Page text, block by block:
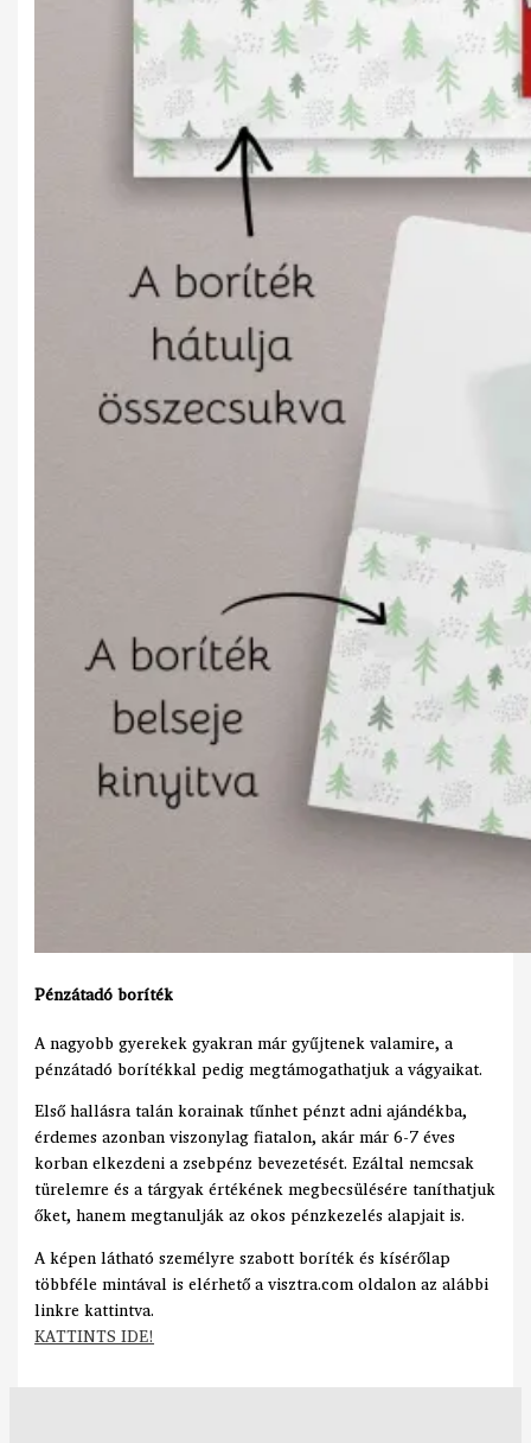
Pénzátadó boríték
A nagyobb gyerekek gyakran már gyűjtenek valamire, a
pénzátadó borítékkal pedig megtámogathatjuk a vágyaikat.
Első hallásra talán korainak tűnhet pénzt adni ajándékba,
érdemes azonban viszonylag fiatalon, akár már 6-7 éves
korban elkezdeni a zsebpénz bevezetését. Ezáltal nemcsak
türelemre és a tárgyak értékének megbecsülésére taníthatjuk
őket, hanem megtanulják az okos pénzkezelés alapjait is.
A képen látható személyre szabott boríték és kísérőlap
többféle mintával is elérhető a visztra.com oldalon az alábbi
linkre kattintva.
KATTINTS IDE!